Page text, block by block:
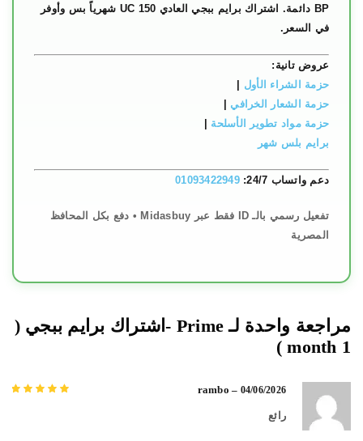
BP دائمة. اشتراك برايم ببجي العادي 150 UC شهرياً بس وأوفر
في السعر.
عروض تانية:
حزمة الشراء الأول
حزمة الشعار الخرافي
حزمة مواد تطوير الأسلحة
برايم بلس شهر
دعم واتساب 24/7: 01093422949
تفعيل رسمي بالـ ID فقط عبر Midasbuy • دفع بكل المحافظ
المصرية
مراجعة واحدة لـ
Prime -اشتراك برايم ببجي (
1 month )
rambo – 04/06/2026
رائع